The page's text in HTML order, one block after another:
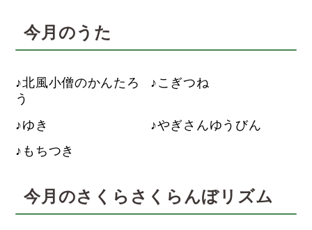
今月のうた
北風小僧のかんたろ
う
こぎつね
ゆき
やぎさんゆうびん
もちつき
今月のさくらさくらんぼリズム